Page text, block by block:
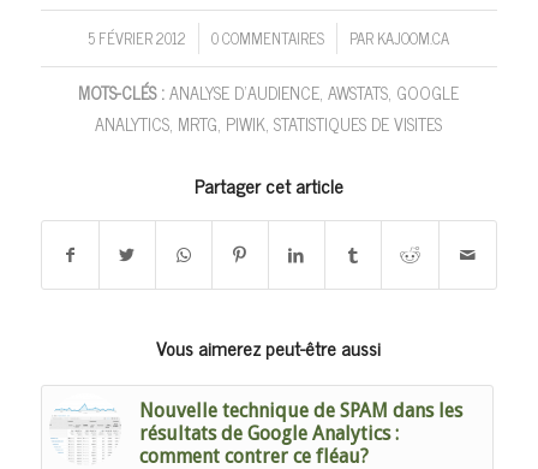
5 FÉVRIER 2012
/ 0 COMMENTAIRES
/ PARKAJOOM.CA
MOTS-CLÉS :ANALYSE D'AUDIENCE,AWSTATS, GOOGLE
ANALYTICS, MRTG, PIWIK,STATISTIQUES DE VISITES
Partager cet article
Vous aimerez peut-être aussi
Nouvelle technique de SPAM dans les
résultats de Google Analytics :
comment contrer ce fléau?